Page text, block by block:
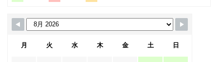
月 火 水 木 金 土 日